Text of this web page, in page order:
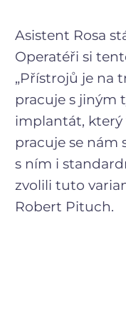
Asistent Rosa
Operatéři si
„Přístrojů je na
pracuje s jiným
implantát, který
pracuje se nám
s ním i
zvolili tuto
Robert Pituch.